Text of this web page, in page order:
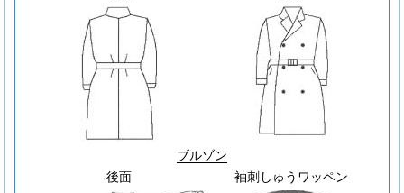
ブルゾン
後面
袖刺しゅうワッペン